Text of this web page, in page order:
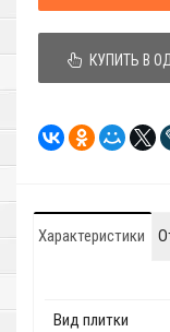
КУПИТЬ В
Характеристики
Вид плитки